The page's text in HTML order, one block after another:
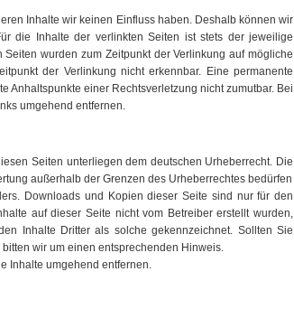
Inhalte wir keinen Einfluss haben. Deshalb können wir
die Inhalte der verlinkten Seiten ist stets der jeweilige
wurden zum Zeitpunkt der Verlinkung auf mögliche
der Verlinkung nicht erkennbar. Eine permanente
Anhaltspunkte einer Rechtsverletzung nicht zumutbar. Bei
umgehend entfernen.
Seiten unterliegen dem deutschen Urheberrecht. Die
außerhalb der Grenzen des Urheberrechtes bedürfen
Downloads und Kopien dieser Seite sind nur für den
auf dieser Seite nicht vom Betreiber erstellt wurden,
Inhalte Dritter als solche gekennzeichnet. Sollten Sie
wir um einen entsprechenden Hinweis.
Inhalte umgehend entfernen.